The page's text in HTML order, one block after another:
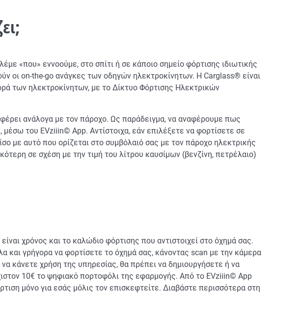
«που» εννοούμε, στο σπίτι ή σε κάποιο σημείο φόρτισης ιδιωτικής
οι on-the-go ανάγκες των οδηγών ηλεκτροκίνητων. Η Carglass® είναι
των ηλεκτροκίνητων, με το Δίκτυο Φόρτισης Ηλεκτρικών
ανάλογα με τον πάροχο. Ως παράδειγμα, να αναφέρουμε πως
του EVziiin© App. Αντίστοιχα, εάν επιλέξετε να φορτίσετε σε
με αυτό που ορίζεται στο συμβόλαιό σας με τον πάροχο ηλεκτρικής
σε σχέση με την τιμή του λίτρου καυσίμων (βενζίνη, πετρέλαιο)
χρόνος και το καλώδιο φόρτισης που αντιστοιχεί στο όχημά σας.
γρήγορα να φορτίσετε το όχημά σας, κάνοντας scan με την κάμερα
κάνετε χρήση της υπηρεσίας, θα πρέπει να δημιουργήσετε ή να
10€ το ψηφιακό πορτοφόλι της εφαρμογής. Από το EVziiin© App
μόνο για εσάς μόλις τον επισκεφτείτε. Διαβάστε περισσότερα στη